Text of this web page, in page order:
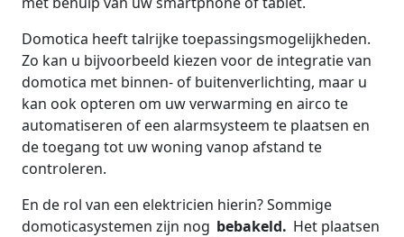
Domotica heeft talrijke toepassingsmogelijkheden.
Zo kan u bijvoorbeeld kiezen voor de integratie van
domotica met binnen- of buitenverlichting, maar u
kan ook opteren om uw verwarming en airco te
automatiseren of een alarmsysteem te plaatsen en
de toegang tot uw woning vanop afstand te
controleren.
En de rol van een elektricien hierin? Sommige
domoticasystemen zijn nog bebakeld. Het plaatsen